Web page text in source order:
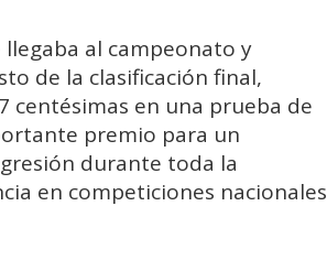
al campeonato y
de la clasificación final,
centésimas en una prueba de
premio para un
durante toda la
en competiciones nacionales